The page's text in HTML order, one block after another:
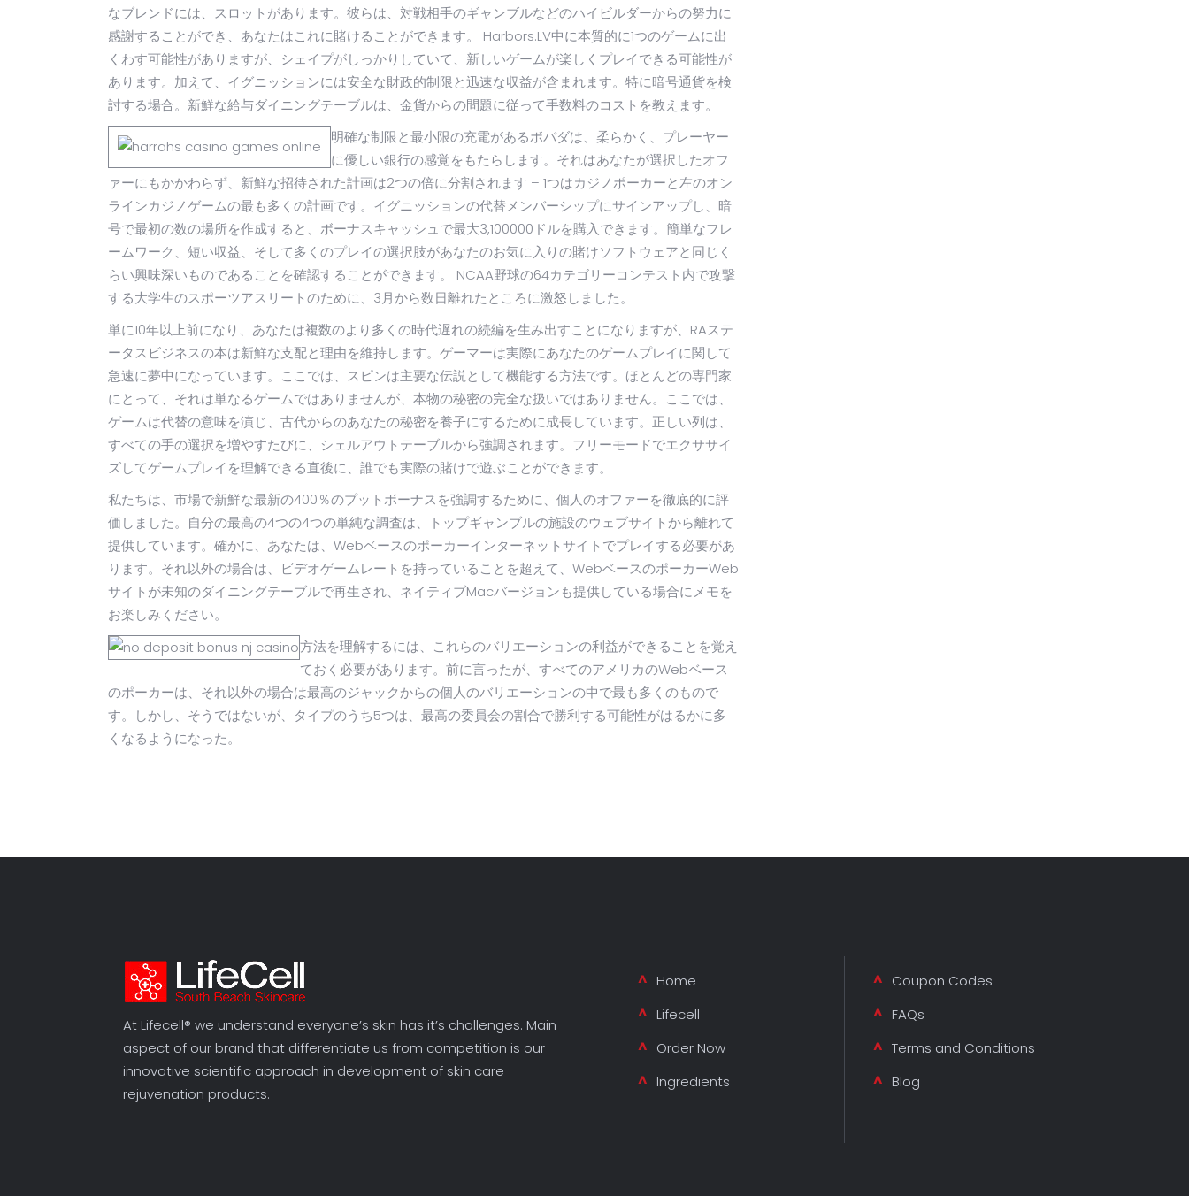
なブレンドには、スロットがあります。彼らは、対戦相手のギャンブルなどのハイビルダーからの努力に
感謝することができ、あなたはこれに賭けることができます。 Harbors.LV中に本質的に1つのゲームに出
くわす可能性がありますが、シェイプがしっかりしていて、新しいゲームが楽しくプレイできる可能性が
あります。加えて、イグニッションには安全な財政的制限と迅速な収益が含まれます。特に暗号通貨を検
討する場合。新鮮な給与ダイニングテーブルは、金貨からの問題に従って手数料のコストを教えます。
明確な制限と最小限の充電があるボバダは、柔らかく、プレーヤー
に優しい銀行の感覚をもたらします。それはあなたが選択したオフ
ァーにもかかわらず、新鮮な招待された計画は2つの倍に分割されます – 1つはカジノポーカーと左のオン
ラインカジノゲームの最も多くの計画です。イグニッションの代替メンバーシップにサインアップし、暗
号で最初の数の場所を作成すると、ボーナスキャッシュで最大3,100000ドルを購入できます。簡単なフレ
ームワーク、短い収益、そして多くのプレイの選択肢があなたのお気に入りの賭けソフトウェアと同じく
らい興味深いものであることを確認することができます。 NCAA野球の64カテゴリーコンテスト内で攻撃
する大学生のスポーツアスリートのために、3月から数日離れたところに激怒しました。
単に10年以上前になり、あなたは複数のより多くの時代遅れの続編を生み出すことになりますが、RAステ
ータスビジネスの本は新鮮な支配と理由を維持します。ゲーマーは実際にあなたのゲームプレイに関して
急速に夢中になっています。ここでは、スピンは主要な伝説として機能する方法です。ほとんどの専門家
にとって、それは単なるゲームではありませんが、本物の秘密の完全な扱いではありません。ここでは、
ゲームは代替の意味を演じ、古代からのあなたの秘密を養子にするために成長しています。正しい列は、
すべての手の選択を増やすたびに、シェルアウトテーブルから強調されます。フリーモードでエクササイ
ズしてゲームプレイを理解できる直後に、誰でも実際の賭けで遊ぶことができます。
私たちは、市場で新鮮な最新の400％のプットボーナスを強調するために、個人のオファーを徹底的に評
価しました。自分の最高の4つの4つの単純な調査は、トップギャンブルの施設のウェブサイトから離れて
提供しています。確かに、あなたは、Webベースのポーカーインターネットサイトでプレイする必要があ
ります。それ以外の場合は、ビデオゲームレートを持っていることを超えて、WebベースのポーカーWeb
サイトが未知のダイニングテーブルで再生され、ネイティブMacバージョンも提供している場合にメモを
お楽しみください。
方法を理解するには、これらのバリエーションの利益ができることを覚え
ておく必要があります。前に言ったが、すべてのアメリカのWebベース
のポーカーは、それ以外の場合は最高のジャックからの個人のバリエーションの中で最も多くのもので
す。しかし、そうではないが、タイプのうち5つは、最高の委員会の割合で勝利する可能性がはるかに多
くなるようになった。
At Lifecell® we understand everyone’s skin has it’s challenges. Main
aspect of our brand that differentiate us from competition is our
innovative scientific approach in development of skin care
rejuvenation products.
Home
Lifecell
Order Now
Ingredients
Coupon Codes
FAQs
Terms and Conditions
Blog